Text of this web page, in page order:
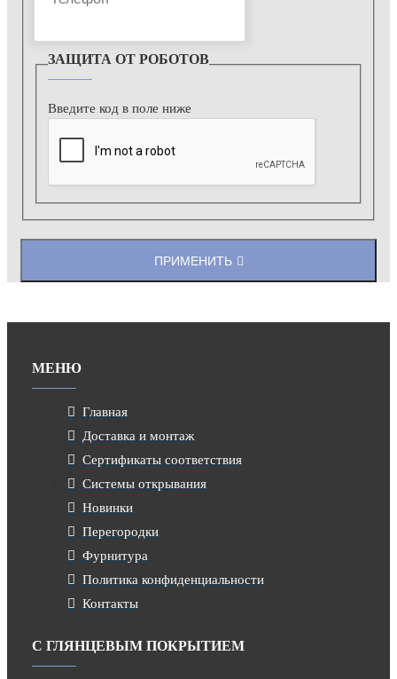
ЗАЩИТА ОТ РОБОТОВ
Введите код в поле ниже
ПРИМЕНИТЬ
МЕНЮ
Главная
Доставка и монтаж
Сертификаты соответствия
Системы открывания
Новинки
Перегородки
Фурнитура
Политика конфиденциальности
Контакты
С ГЛЯНЦЕВЫМ ПОКРЫТИЕМ